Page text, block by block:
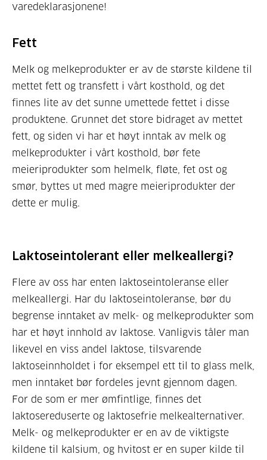
varedeklarasjonene!
Fett
Melk og melkeprodukter er av de største kildene til
mettet fett og transfett i vårt kosthold, og det
finnes lite av det sunne umettede fettet i disse
produktene. Grunnet det store bidraget av mettet
fett, og siden vi har et høyt inntak av melk og
melkeprodukter i vårt kosthold, bør fete
meieriprodukter som helmelk, fløte, fet ost og
smør, byttes ut med magre meieriprodukter der
dette er mulig.
Laktoseintolerant eller melkeallergi?
Flere av oss har enten laktoseintoleranse eller
melkeallergi. Har du laktoseintoleranse, bør du
begrense inntaket av melk- og melkeprodukter som
har et høyt innhold av laktose. Vanligvis tåler man
likevel en viss andel laktose, tilsvarende
laktoseinnholdet i for eksempel ett til to glass melk,
men inntaket bør fordeles jevnt gjennom dagen.
For de som er mer ømfintlige, finnes det
laktosereduserte og laktosefrie melkealternativer.
Melk- og melkeprodukter er en av de viktigste
kildene til kalsium, og hvitost er en super kilde til